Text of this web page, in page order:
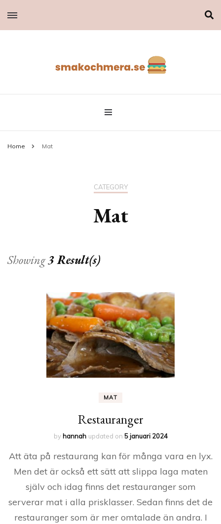
Smakochmera.se
Home Mat
CATEGORY
Mat
Showing3 Result(s)
MAT
Restauranger
by hannah updated on 5 januari 2024
Att äta på restaurang kan för många vara en lyx.
Men det är också ett sätt att slippa laga maten
själv och idag finns det restauranger som
serverar mat i alla prisklasser. Sedan finns det de
restauranger som är mer omtalade än andra. I